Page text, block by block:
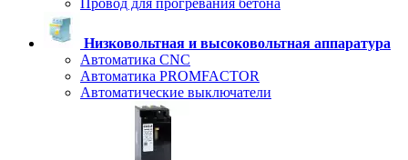
Провод для прогревания бетона
Низковольтная и высоковольтная аппаратура
Автоматика CNC
Автоматика PROMFACTOR
Автоматические выключатели